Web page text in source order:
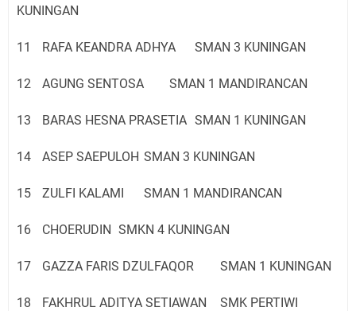
KUNINGAN
11 RAFA KEANDRA ADHYA SMAN 3 KUNINGAN
12 AGUNG SENTOSA SMAN 1 MANDIRANCAN
13 BARAS HESNA PRASETIA SMAN 1 KUNINGAN
14 ASEP SAEPULOH SMAN 3 KUNINGAN
15 ZULFI KALAMI SMAN 1 MANDIRANCAN
16 CHOERUDIN SMKN 4 KUNINGAN
17 GAZZA FARIS DZULFAQOR SMAN 1 KUNINGAN
18 FAKHRUL ADITYA SETIAWAN
SMK PERTIWI